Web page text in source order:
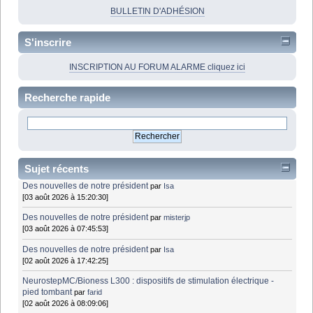
BULLETIN D'ADHÉSION
S'inscrire
INSCRIPTION AU FORUM ALARME cliquez ici
Recherche rapide
Sujet récents
Des nouvelles de notre président par Isa
[03 août 2026 à 15:20:30]
Des nouvelles de notre président parmisterjp
[03 août 2026 à 07:45:53]
Des nouvelles de notre président par Isa
[02 août 2026 à 17:42:25]
NeurostepMC/Bioness L300 : dispositifs de stimulation électrique -
pied tombant parfarid
[02 août 2026 à 08:09:06]